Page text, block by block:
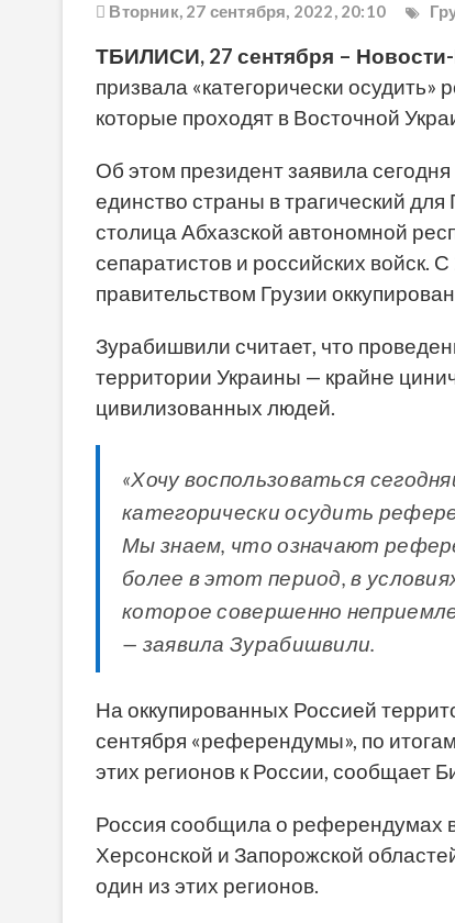
Вторник, 27 сентября, 2022, 20:10
ТБИЛИСИ, 27 сентября – Новости-
призвала «категорически
которые проходят в Восточной
Об этом президент заявила
единство страны в трагический
столица Абхазской автономной
сепаратистов и российских войск.
правительством Грузии
Зурабишвили считает, что
территории Украины — крайне
цивилизованных людей.
«Хочу воспользоваться
категорически осудить
Мы знаем, что означают
более в этот период, в
которое совершенно
— заявила Зурабишвили.
На оккупированных Россией
сентября «референдумы», по
этих регионов к России, сообщает
Россия сообщила о референдумах
Херсонской и Запорожской
один из этих регионов.